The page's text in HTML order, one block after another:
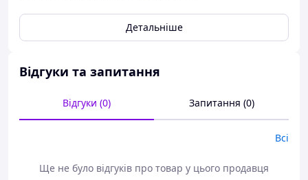
Технічні характеристики
Необхідна
kW
Робоча ширина
свердла
ø25, ø50
глибина
Детальніше
Відгуки та запитання
Відгуки (0) Запитання (0)
Всі
Ще не було відгуків про товар у цього продавця